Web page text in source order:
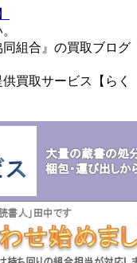
組合』の買取ブログ
買取サービス【らく